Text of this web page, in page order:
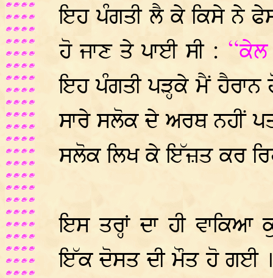
ਇਹ ਪੰਗਤੀ ਲੈ ਕੇ ਕਿਸੇ ਨੇ
ਹੋ ਜਾਣ ਤੇ ਪਾਈ ਸੀ :
ਇਹ ਪੰਗਤੀ ਪੜ੍ਹਕੇ ਮੈਂ
ਸਾਰੇ ਸਲੋਕ ਦੇ ਅਰਥ ਨਹੀਂ
ਸਲੋਕ ਲਿਖ ਕੇ ਇੱਜ਼ਤ ਕਰ
ਇਸ ਤਰ੍ਹਾਂ ਦਾ ਹੀ
ਇੱਕ ਦੋਸਤ ਦੀ ਮੌਤ ਹੋ ਗਈ